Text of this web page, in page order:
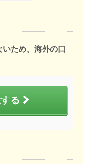
ため、海外の口
る